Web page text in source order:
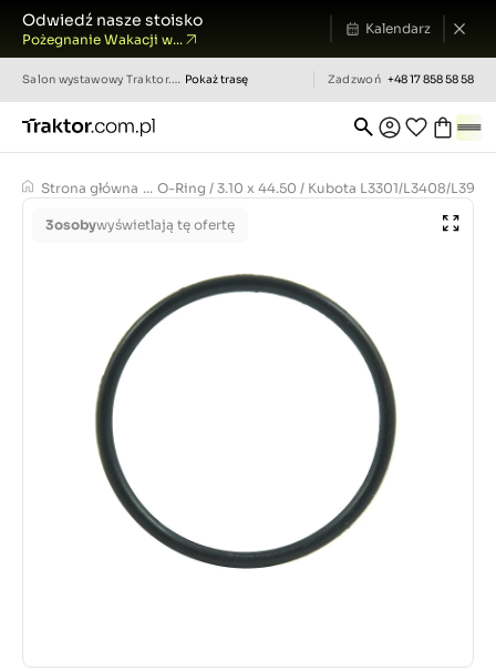
Odwiedź nasze stoisko
Pożegnanie Wakacji w...
Kalendarz
Salon wystawowy Traktor.com.pl Pokaż trasę Zadzwoń +48 17 858 58 58
Strona główna ... O-Ring / 3.10 x 44.50 / Kubota L3301/L3408/
3osobywyświetlają tę ofertę